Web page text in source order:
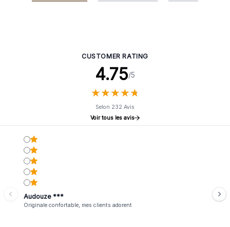
CUSTOMER RATING
4.75/5
★★★★★
★★★★★
Selon 232 Avis
Voir tous les avis
Audouze ***
Originale confortable, mes clients adorent